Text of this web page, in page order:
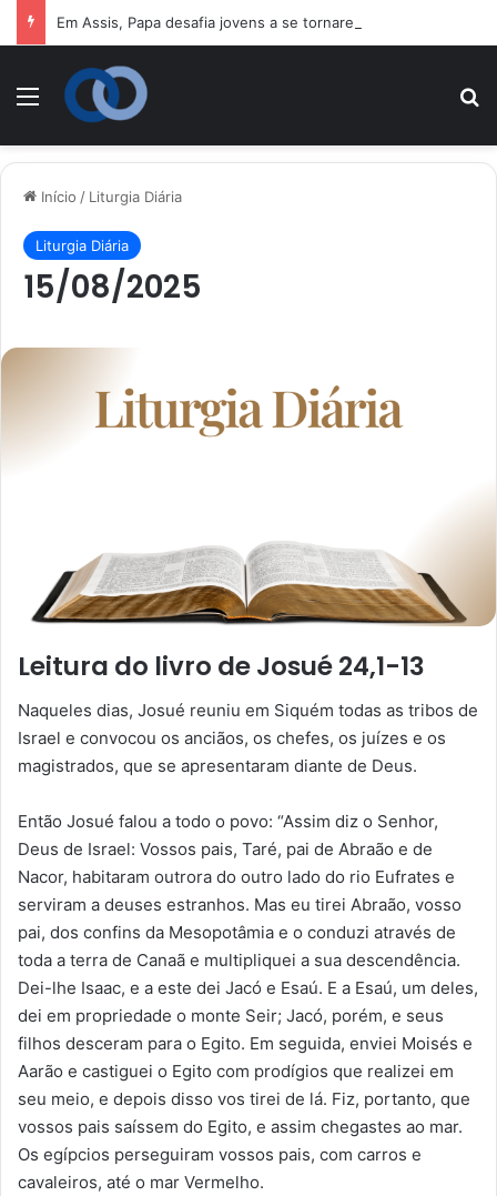
Menu
Início / Liturgia Diária
Liturgia Diária
15/08/2025
Leitura do livro de Josué 24,1-13
Naqueles dias, Josué reuniu em Siquém todas as tribos de
Israel e convocou os anciãos, os chefes, os juízes e os
magistrados, que se apresentaram diante de Deus.
Então Josué falou a todo o povo: “Assim diz o Senhor,
Deus de Israel: Vossos pais, Taré, pai de Abraão e de
Nacor, habitaram outrora do outro lado do rio Eufrates e
serviram a deuses estranhos. Mas eu tirei Abraão, vosso
pai, dos confins da Mesopotâmia e o conduzi através de
toda a terra de Canaã e multipliquei a sua descendência.
Dei-lhe Isaac, e a este dei Jacó e Esaú. E a Esaú, um deles,
dei em propriedade o monte Seir; Jacó, porém, e seus
filhos desceram para o Egito. Em seguida, enviei Moisés e
Aarão e castiguei o Egito com prodígios que realizei em
seu meio, e depois disso vos tirei de lá. Fiz, portanto, que
vossos pais saíssem do Egito, e assim chegastes ao mar.
Os egípcios perseguiram vossos pais, com carros e
cavaleiros, até o mar Vermelho.